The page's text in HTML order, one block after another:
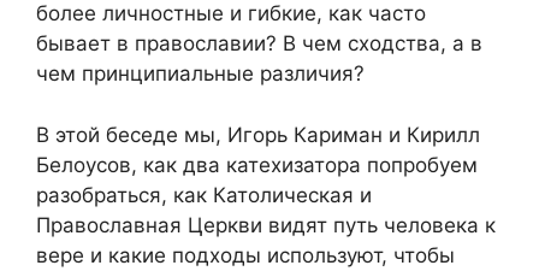
более личностные и гибкие, как часто
бывает в православии? В чем сходства, а в
чем принципиальные различия?
В этой беседе мы, Игорь Кариман и Кирилл
Белоусов, как два катехизатора попробуем
разобраться, как Католическая и
Православная Церкви видят путь человека к
вере и какие подходы используют, чтобы